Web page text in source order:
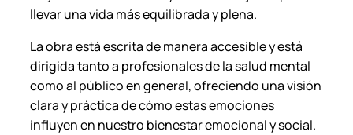
.
c
a
n
t
i
d
llevar una vida más equilibrada y plena.
La obra está escrita de manera accesible y está
dirigida tanto a profesionales de la salud mental
como al público en general, ofreciendo una visión
clara y práctica de cómo estas emociones
influyen en nuestro bienestar emocional y social.